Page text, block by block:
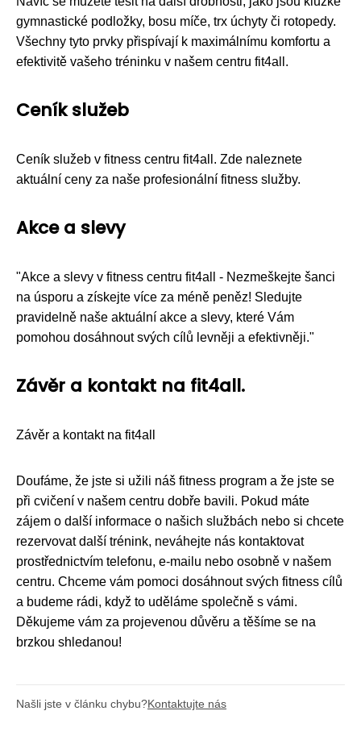
gymnastické podložky, bosu míče, trx úchyty či rotopedy.
Všechny tyto prvky přispívají k maximálnímu komfortu a
efektivitě vašeho tréninku v našem centru fit4all.
Ceník služeb
Ceník služeb v fitness centru fit4all. Zde naleznete
aktuální ceny za naše profesionální fitness služby.
Akce a slevy
"Akce a slevy v fitness centru fit4all - Nezmeškejte šanci
na úsporu a získejte více za méně peněz! Sledujte
pravidelně naše aktuální akce a slevy, které Vám
pomohou dosáhnout svých cílů levněji a efektivněji."
Závěr a kontakt na fit4all.
Závěr a kontakt na fit4all
Doufáme, že jste si užili náš fitness program a že jste se
při cvičení v našem centru dobře bavili. Pokud máte
zájem o další informace o našich službách nebo si chcete
rezervovat další trénink, neváhejte nás kontaktovat
prostřednictvím telefonu, e-mailu nebo osobně v našem
centru. Chceme vám pomoci dosáhnout svých fitness cílů
a budeme rádi, když to uděláme společně s vámi.
Děkujeme vám za projevenou důvěru a těšíme se na
brzkou shledanou!
Našli jste v článku chybu?Kontaktujte nás